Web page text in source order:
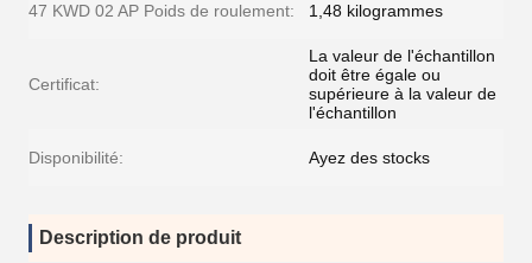
47 KWD 02 AP Poids de roulement: 1,48 kilogrammes
Certificat:
La valeur de l'échantillon
doit être égale ou
supérieure à la valeur de
l'échantillon
Disponibilité: Ayez des stocks
Description de produit